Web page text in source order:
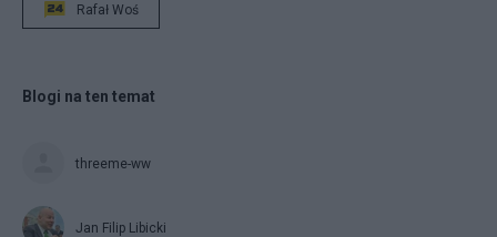
Rafał Woś
Blogi na ten temat
threeme-ww
Jan Filip Libicki